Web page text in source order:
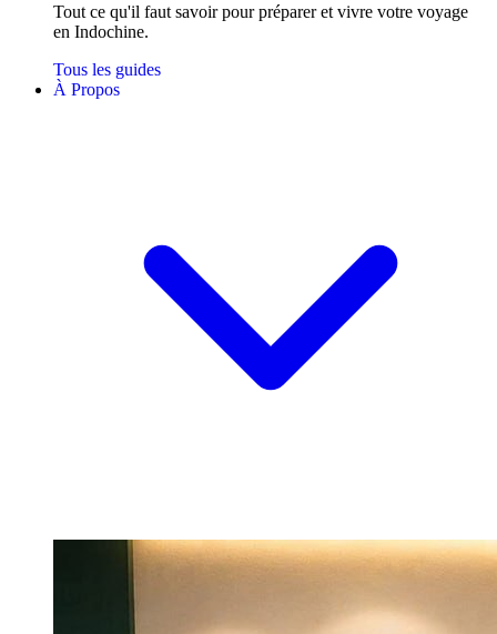
Tout ce qu'il faut savoir pour préparer et vivre votre voyage
en Indochine.
Tous les guides
À Propos